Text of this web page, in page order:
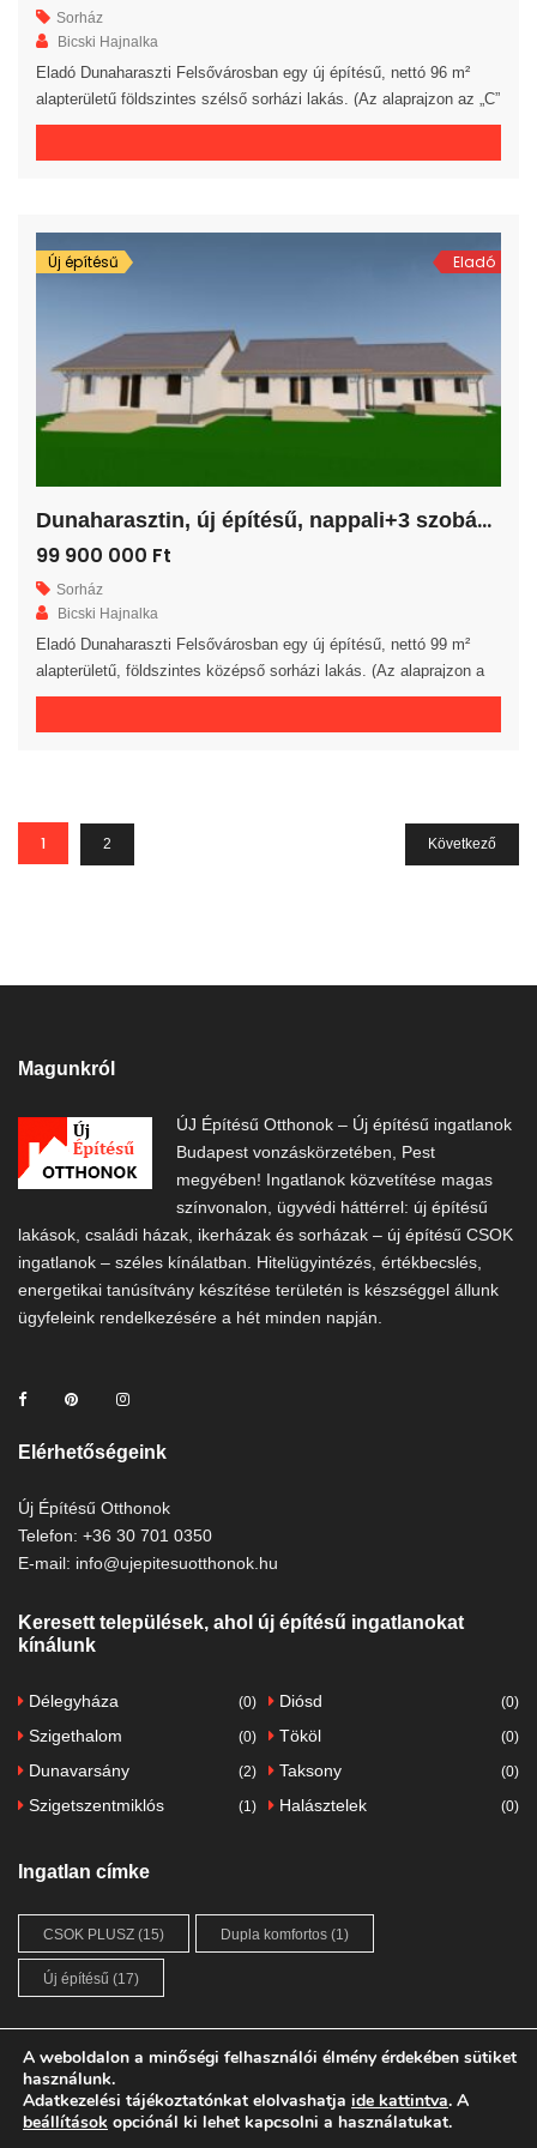
Sorház
Bicski Hajnalka
Eladó Dunaharaszti Felsővárosban egy új építésű, nettó 96 m²
alapterületű földszintes szélső sorházi lakás. (Az alaprajzon az „C”
jelű lakás) A lakásban egy előszoba, egy amerikai konyhás
Új építésű Eladó
D
unaharasztin, új építésű, nappali+3 szobás sorházi lakás!
99 900 000 Ft
Sorház
Bicski Hajnalka
Eladó Dunaharaszti Felsővárosban egy új építésű, nettó 99 m²
alapterületű, földszintes középső sorházi lakás. (Az alaprajzon a
„B” jelű lakás) A lakásban egy előszoba, egy amerikai konyhás
1 2 Következő
Magunkról
ÚJ Építésű Otthonok – Új építésű ingatlanok
Budapest vonzáskörzetében, Pest
megyében! Ingatlanok közvetítése magas
színvonalon, ügyvédi háttérrel: új építésű
lakások, családi házak, ikerházak és sorházak – új építésű CSOK
ingatlanok – széles kínálatban. Hitelügyintézés, értékbecslés,
energetikai tanúsítvány készítése területén is készséggel állunk
ügyfeleink rendelkezésére a hét minden napján.
Elérhetőségeink
Új Építésű Otthonok
Telefon: +36 30 701 0350
E-mail: info@ujepitesuotthonok.hu
Keresett települések, ahol új építésű ingatlanokat
kínálunk
Délegyháza (0) Diósd (0)
Szigethalom (0) Tököl (0)
Dunavarsány (2) Taksony (0)
Szigetszentmiklós (1) Halásztelek (0)
Ingatlan címke
CSOK PLUSZ (15) Dupla komfortos (1)
Új építésű (17)
FŐOLDAL ÚJ ÉPÍTÉSŰ INGATLANOK
A weboldalon a minőségi felhasználói élmény érdekében sütiket
használunk.
Adatkezelési tájékoztatónkat elolvashatja ide kattintva. A
beállítások opciónál ki lehet kapcsolni a használatukat.